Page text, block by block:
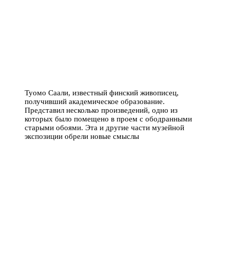
Туомо Саали, известный финский живописец,
получивший академическое образование.
Представил несколько произведений, одно из
которых было помещено в проем с ободранными
старыми обоями. Эта и другие части музейной
экспозиции обрели новые смыслы